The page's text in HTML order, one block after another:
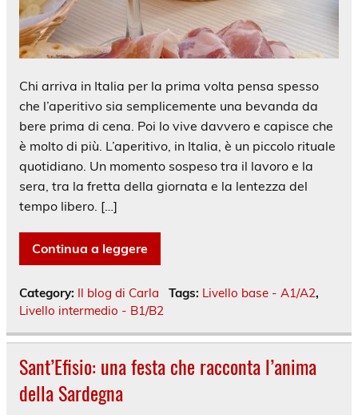
Chi arriva in Italia per la prima volta pensa spesso
che l’aperitivo sia semplicemente una bevanda da
bere prima di cena. Poi lo vive davvero e capisce che
è molto di più. L’aperitivo, in Italia, è un piccolo rituale
quotidiano. Un momento sospeso tra il lavoro e la
sera, tra la fretta della giornata e la lentezza del
tempo libero. […]
Continua a leggere
Category: Il blog di Carla Tags: Livello base - A1/A2,
Livello intermedio - B1/B2
Sant’Efisio: una festa che racconta l’anima
della Sardegna